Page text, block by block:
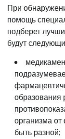
При
помощь
подберет
будут
образования
организма
быть разной;